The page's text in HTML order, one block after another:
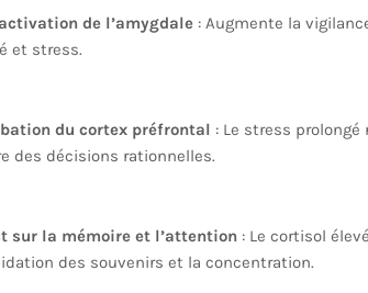
de l’amygdale: Augmente la
et stress.
du cortex préfrontal : Le stress
des décisions rationnelles.
sur la mémoire et l’attention: Le cortisol
des souvenirs et la concentration.